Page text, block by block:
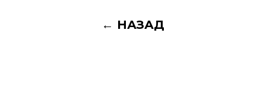
← НАЗАД